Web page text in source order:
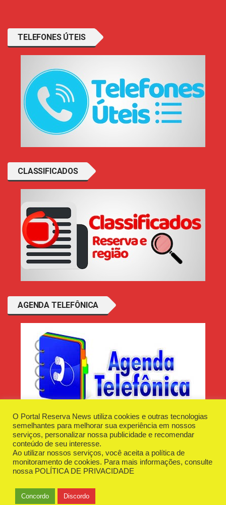
TELEFONES ÚTEIS
CLASSIFICADOS
AGENDA TELEFÔNICA
Desenvolvido e Hospedado porPlugin Informática
Reserva News Tecnologia - CNPJ - 42.509.198/0001-83
O Portal Reserva News utiliza cookies e outras tecnologias
semelhantes para melhorar sua experiência em nossos
serviços, personalizar nossa publicidade e recomendar
conteúdo de seu interesse.
Ao utilizar nossos serviços, você aceita a política de
monitoramento de cookies. Para mais informações, consulte
nossa POLÍTICA DE PRIVACIDADE
Concordo Discordo